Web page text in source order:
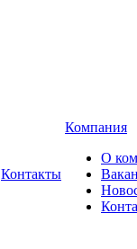
Контакты
Компания
О